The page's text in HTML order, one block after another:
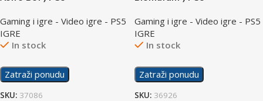
Gaming i igre - Video igre - PS5
IGRE
In stock
Zatraži ponudu
SKU: 37086
Gaming i igre - Video igre - PS5
IGRE
In stock
Zatraži ponudu
SKU: 36926